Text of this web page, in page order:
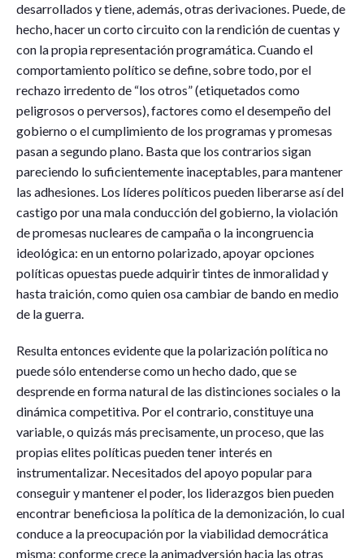
desarrollados y tiene, además, otras derivaciones. Puede, de
hecho, hacer un corto circuito con la rendición de cuentas y
con la propia representación programática. Cuando el
comportamiento político se define, sobre todo, por el
rechazo irredento de “los otros” (etiquetados como
peligrosos o perversos), factores como el desempeño del
gobierno o el cumplimiento de los programas y promesas
pasan a segundo plano. Basta que los contrarios sigan
pareciendo lo suficientemente inaceptables, para mantener
las adhesiones. Los líderes políticos pueden liberarse así del
castigo por una mala conducción del gobierno, la violación
de promesas nucleares de campaña o la incongruencia
ideológica: en un entorno polarizado, apoyar opciones
políticas opuestas puede adquirir tintes de inmoralidad y
hasta traición, como quien osa cambiar de bando en medio
de la guerra.
Resulta entonces evidente que la polarización política no
puede sólo entenderse como un hecho dado, que se
desprende en forma natural de las distinciones sociales o la
dinámica competitiva. Por el contrario, constituye una
variable, o quizás más precisamente, un proceso, que las
propias elites políticas pueden tener interés en
instrumentalizar. Necesitados del apoyo popular para
conseguir y mantener el poder, los liderazgos bien pueden
encontrar beneficiosa la política de la demonización, lo cual
conduce a la preocupación por la viabilidad democrática
misma: conforme crece la animadversión hacia las otras